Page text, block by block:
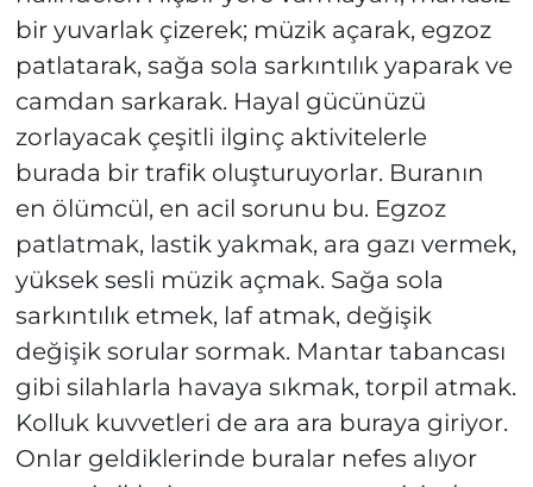
bir yuvarlak çizerek; müzik açarak, egzoz
patlatarak, sağa sola sarkıntılık yaparak ve
camdan sarkarak. Hayal gücünüzü
zorlayacak çeşitli ilginç aktivitelerle
burada bir trafik oluşturuyorlar. Buranın
en ölümcül, en acil sorunu bu. Egzoz
patlatmak, lastik yakmak, ara gazı vermek,
yüksek sesli müzik açmak. Sağa sola
sarkıntılık etmek, laf atmak, değişik
değişik sorular sormak. Mantar tabancası
gibi silahlarla havaya sıkmak, torpil atmak.
Kolluk kuvvetleri de ara ara buraya giriyor.
Onlar geldiklerinde buralar nefes alıyor